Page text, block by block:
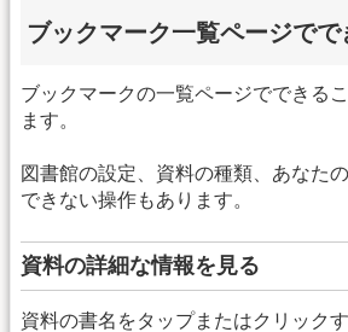
ブックマーク一覧ページでで
ブックマークの一覧ページでできる
ます。
図書館の設定、資料の種類、あなた
できない操作もあります。
資料の詳細な情報を見る
資料の書名をタップまたはクリック